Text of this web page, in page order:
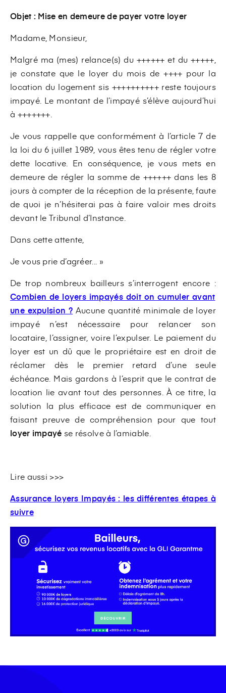
Objet : Mise en demeure de payer votre loyer
Madame, Monsieur,
Malgré ma (mes) relance(s) du ++++++ et du +++++,
je constate que le loyer du mois de ++++ pour la
location du logement sis ++++++++++ reste toujours
impayé. Le montant de l’impayé s’élève aujourd’hui
à +++++++.
Je vous rappelle que conformément à l’article 7 de
la loi du 6 juillet 1989, vous êtes tenu de régler votre
dette locative. En conséquence, je vous mets en
demeure de régler la somme de ++++++ dans les 8
jours à compter de la réception de la présente, faute
de quoi je n’hésiterai pas à faire valoir mes droits
devant le Tribunal d’Instance.
Dans cette attente,
Je vous prie d’agréer... »
De trop nombreux bailleurs s’interrogent encore :
Combien de loyers impayés doit on cumuler avant
une expulsion ? Aucune quantité minimale de loyer
impayé n’est nécessaire pour relancer son
locataire, l’assigner, voire l’expulser. Le paiement du
loyer est un dû que le propriétaire est en droit de
réclamer dès le premier retard d’une seule
échéance. Mais gardons à l’esprit que le contrat de
location lie avant tout des personnes. À ce titre, la
solution la plus efficace est de communiquer en
faisant preuve de compréhension pour que tout
loyer impayé se résolve à l’amiable.
Lire aussi >>>
Assurance loyers Impayés : les différentes étapes à
suivre